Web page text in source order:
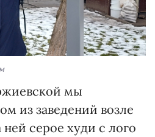
мы
из заведений возле
серое худи с лого